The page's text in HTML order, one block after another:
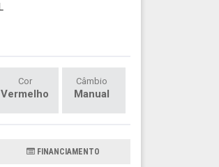
Cor
Vermelho
Câmbio
Manual
FINANCIAMENTO